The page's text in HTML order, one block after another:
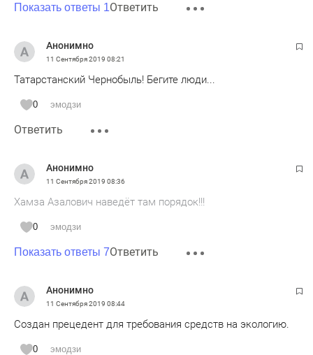
Показать ответы 1Ответить
Анонимно
11 Сентября 2019 08:21
Татарстанский Чернобыль! Бегите люди...
0 эмодзи
Ответить
Анонимно
11 Сентября 2019 08:36
Хамза Азалович наведёт там порядок!!!
0 эмодзи
Показать ответы 7Ответить
Анонимно
11 Сентября 2019 08:44
Создан прецедент для требования средств на экологию.
0 эмодзи